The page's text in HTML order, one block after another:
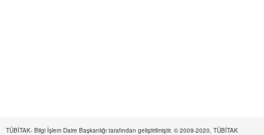
TÜBİTAK- Bilgi İşlem Daire Başkanlığı tarafından geliştirilmiştir. © 2009-2020, TÜBİTAK